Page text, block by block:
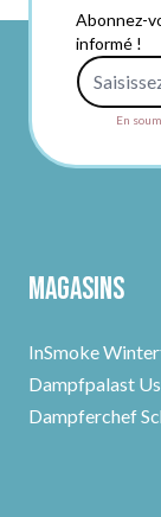
Abonnez-
informé !
En
Magasins
InSmoke
Dampfpalast
Dampferchef